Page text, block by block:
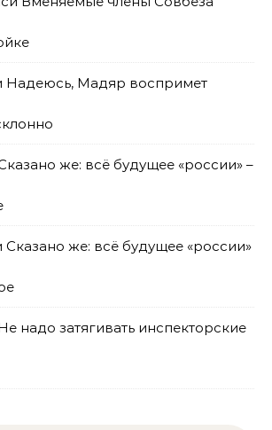
Надеюсь, Мадяр воспримет
же: всё будущее «россии» –
Сказано же: всё будущее «россии»
надо затягивать инспекторские